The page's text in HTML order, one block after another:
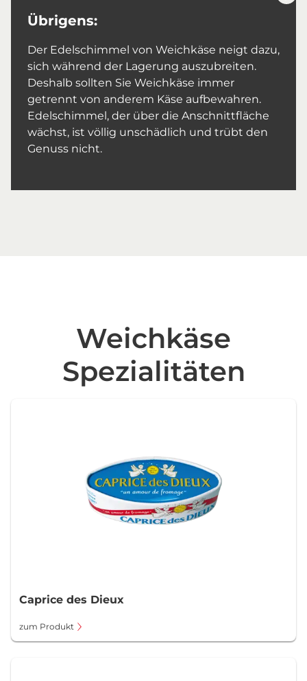
Übrigens:
Der Edelschimmel von Weichkäse neigt dazu,
sich während der Lagerung auszubreiten.
Deshalb sollten Sie Weichkäse immer
getrennt von anderem Käse aufbewahren.
Edelschimmel, der über die Anschnittfläche
wächst, ist völlig unschädlich und trübt den
Genuss nicht.
Weichkäse
Spezialitäten
Caprice des Dieux
zum Produkt